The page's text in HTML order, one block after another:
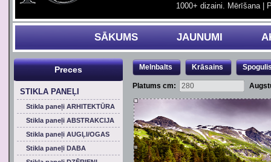
1000+ dizaini. Mērīšana |
SĀKUMS JAUNUMI
Melnbalts Krāsains
Platums cm:
Preces
STIKLA PANEĻI
Stikla paneļi ARHITEKTŪRA
Stikla paneļi ABSTRAKCIJA
Stikla paneļi AUGĻI/OGAS
Stikla paneļi DABA